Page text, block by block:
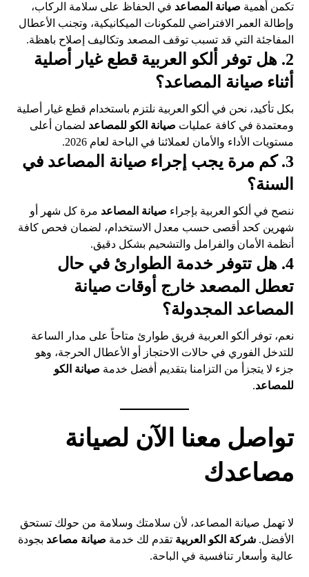
تكمن أهمية صيانة المصاعد في الحفاظ على سلامة الركاب،
وإطالة العمر الافتراضي للمكونات الميكانيكية، وتجنب الأعطال
المفاجئة التي قد تسبب توقف المصعد وتكاليف إصلاح باهظة.
2. هل توفر ألكو العربية قطع غيار أصلية
أثناء صيانة المصاعد؟
بكل تأكيد، نحن في ألكو العربية نلتزم باستخدام قطع غيار أصلية
ومعتمدة في كافة عمليات صيانة الكو للمصاعد لضمان أعلى
مستويات الأداء والأمان لعملائنا في الباحة لعام 2026.
3. كم مرة يجب إجراء صيانة المصاعد في
السنة؟
ننصح في ألكو العربية بإجراء صيانة المصاعد مرة كل شهر أو
شهرين كحد أقصى حسب معدل الاستخدام، لضمان فحص كافة
أنظمة الأمان والفرامل والتشحيم بشكل دقيق.
4. هل تتوفر خدمة الطوارئ في حال
تعطل المصعد خارج أوقات صيانة
المصاعد المجدولة؟
نعم، توفر ألكو العربية فريق طوارئ متاحاً على مدار الساعة
للتدخل الفوري في حالات الاحتجاز أو الأعطال الحرجة، وهو
جزء لا يتجزأ من التزامنا بتقديم أفضل خدمة صيانة الكو
للمصاعد.
تواصل معنا الآن لصيانة
مصاعدك
لا تهمل صيانة المصاعد، لأن سلامتك وسلامة من حولك تستحق
الأفضل.شركة الكو العربية تقدم لك خدمة صيانة مصاعد بجودة
عالية وأسعار تنافسية في الباحة.